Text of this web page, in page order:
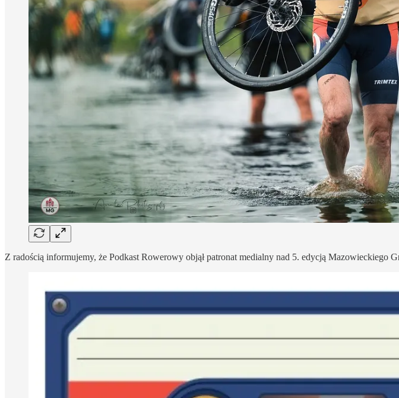
Z radością informujemy, że Podkast Rowerowy objął patronat medialny nad 5. edycją Mazowieckiego